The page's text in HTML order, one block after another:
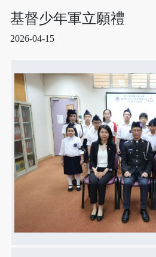
基督少年軍立願禮
2026-04-15